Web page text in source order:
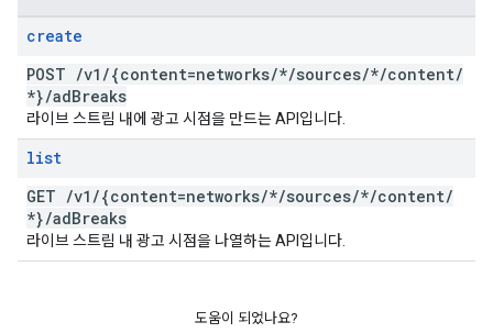
create
POST /v1 /{content=networks/*/sources/*/content/
*}/adBreaks
라이브 스트림 내에 광고 시점을 만드는 API입니다.
list
GET /v1 /{content=networks/*/sources/*/content/
*}/adBreaks
라이브 스트림 내 광고 시점을 나열하는 API입니다.
도움이 되었나요?